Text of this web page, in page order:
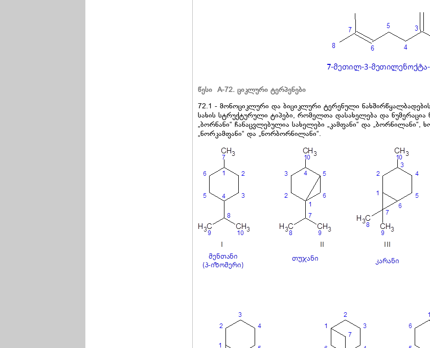
წესი A-72. ციკლური ტერპენები
72.1 - მონოციკლური და ბიციკლური ტერენული ნახშირწყალბადების
სახის სტრუქტურული ტიპები, რომელთა დასახელება და
„ბორნანი“ ჩანაცვლებულია სახელები „კამფანი“ და
„ნორკამფანი“ და „ნორბორნილანი“.